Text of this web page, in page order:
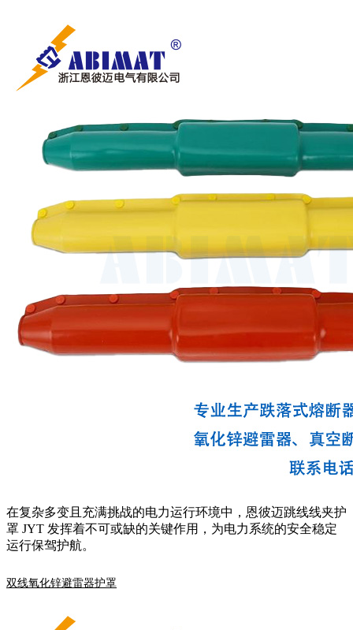
在复杂多变且充满挑战的电力运行环境中，恩彼迈跳线线夹护
罩 JYT 发挥着不可或缺的关键作用，为电力系统的安全稳定
运行保驾护航。
双线氧化锌避雷器护罩